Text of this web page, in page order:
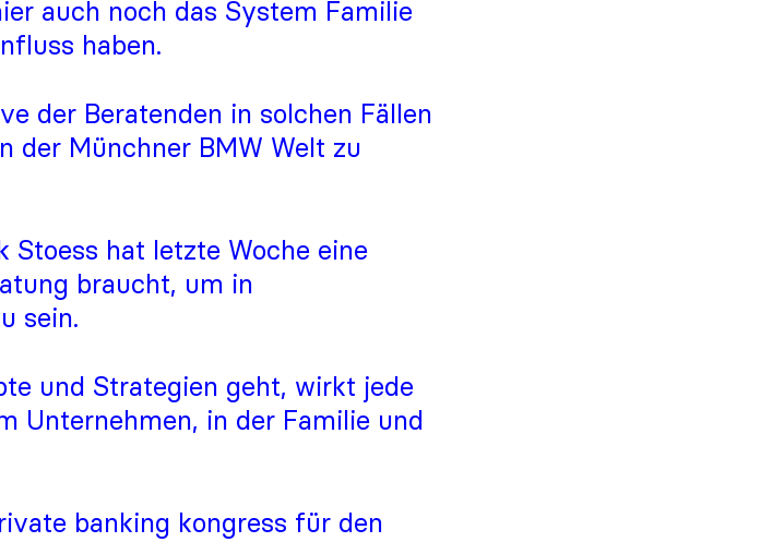
auch noch das System Familie
haben.
der Beratenden in solchen Fällen
der Münchner BMW Welt zu
Stoess hat letzte Woche eine
braucht, um in
sein.
und Strategien geht, wirkt jede
Unternehmen, in der Familie und
banking kongress für den